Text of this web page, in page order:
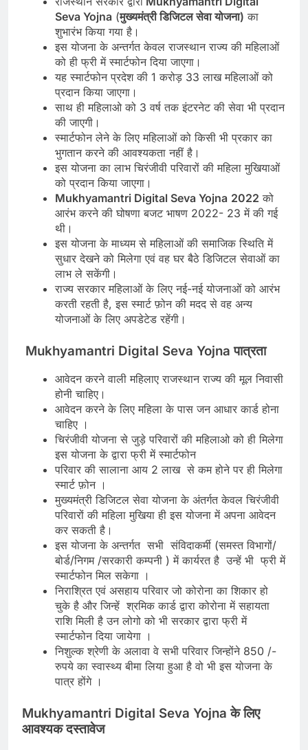
Seva Yojna (मुख्यमंत्री डिजिटल सेवा योजना) का
शुभारंभ किया गया है।
इस योजना के अन्तर्गत केवल राजस्थान राज्य की महिलाओं
को ही फ्री में स्मार्टफोन दिया जाएगा।
यह स्मार्टफोन प्रदेश की 1 करोड़ 33 लाख महिलाओं को
प्रदान किया जाएगा।
साथ ही महिलाओ को 3 वर्ष तक इंटरनेट की सेवा भी प्रदान
की जाएगी।
स्मार्टफोन लेने के लिए महिलाओं को किसी भी प्रकार का
भुगतान करने की आवश्यकता नहीं है।
इस योजना का लाभ चिरंजीवी परिवारों की महिला मुखियाओं
को प्रदान किया जाएगा।
Mukhyamantri Digital Seva Yojna 2022 को
आरंभ करने की घोषणा बजट भाषण 2022- 23 में की गई
थी।
इस योजना के माध्यम से महिलाओं की समाजिक स्थिति में
सुधार देखने को मिलेगा एवं वह घर बैठे डिजिटल सेवाओं का
लाभ ले सकेंगी।
राज्य सरकार महिलाओं के लिए नई-नई योजनाओं को आरंभ
करती रहती है, इस स्मार्ट फ़ोन की मदद से वह अन्य
योजनाओं के लिए अपडेटेड रहेंगी।
Mukhyamantri Digital Seva Yojnaपात्रता
आवेदन करने वाली महिलाए राजस्थान राज्य की मूल निवासी
होनी चाहिए।
आवेदन करने के लिए महिला के पास जन आधार कार्ड होना
चाहिए ।
चिरंजीवी योजना से जुड़े परिवारों की महिलाओ को ही मिलेगा
इस योजना के द्वारा फ्री में स्मार्टफोन
परिवार की सालाना आय 2 लाख से कम होने पर ही मिलेगा
स्मार्ट फ़ोन ।
मुख्यमंत्री डिजिटल सेवा योजना के अंतर्गत केवल चिरंजीवी
परिवारों की महिला मुखिया ही इस योजना में अपना आवेदन
कर सकती है।
इस योजना के अन्तर्गत सभी संविदाकर्मी (समस्त विभागों/
बोर्ड/निगम /सरकारी कम्पनी ) में कार्यरत है उन्हें भी फ्री में
स्मार्टफोन मिल सकेगा ।
निराश्रित एवं असहाय परिवार जो कोरोना का शिकार हो
चुके है और जिन्हें श्रमिक कार्ड द्वारा कोरोना में सहायता
राशि मिली है उन लोगो को भी सरकार द्वारा फ्री में
स्मार्टफोन दिया जायेगा ।
निशुल्क श्रेणी के अलावा वे सभी परिवार जिन्होंने 850 /-
रुपये का स्वास्थ्य बीमा लिया हुआ है वो भी इस योजना के
पात्र होंगे ।
Mukhyamantri Digital Seva Yojna के लिए
आवश्यक दस्तावेज